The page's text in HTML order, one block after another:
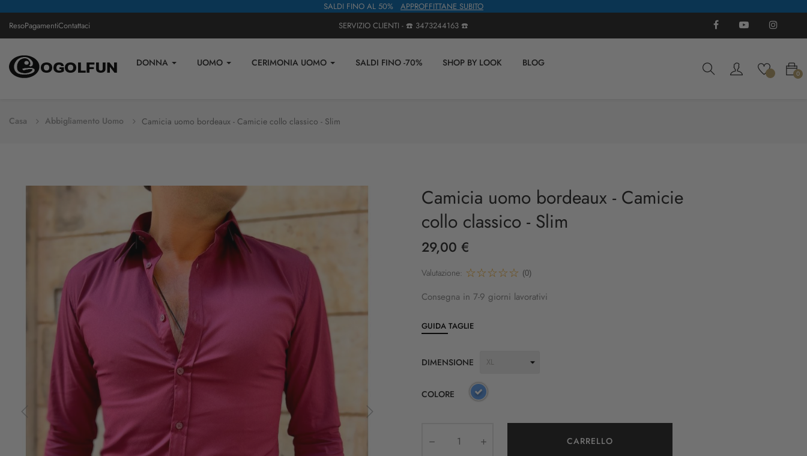
SALDI FINO AL 50% APPROFFITTANE SUBITO
ResoPagamentiContattaci SERVIZIO CLIENTI - ☎️ 3473244163 ☎️ FacebookYouTube
DONNA UOMO CERIMONIA UOMO SALDI FINO -70% SHOP BY LOOK BLOG
0
Casa Abbigliamento Uomo Camicia uomo bordeaux - Camicie collo classico - Slim
Camicia uomo bordeaux - Camicie
collo classico - Slim
29,00 €
Valutazione: (0)
Consegna in 7-9 giorni lavorativi
GUIDA TAGLIE
DIMENSIONE
COLORE
CARRELLO